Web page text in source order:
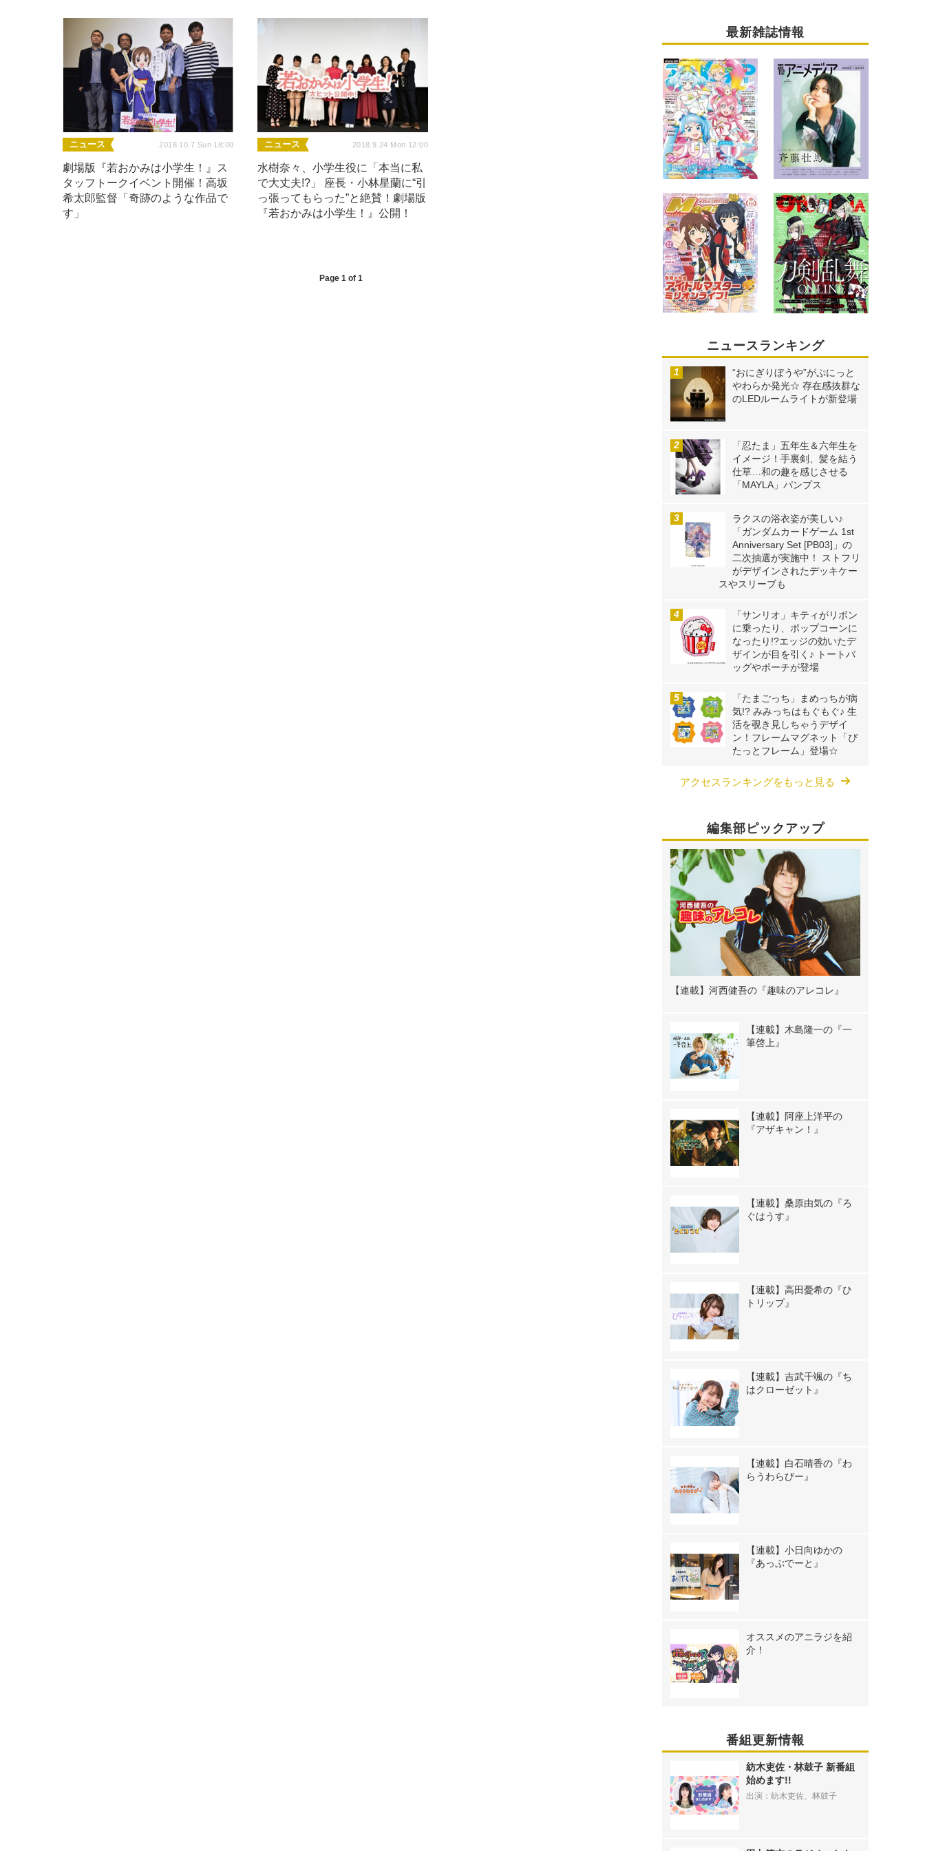
ニュース 2018.10.7 Sun 18:00
劇場版『若おかみは小学生！』ス
タッフトークイベント開催！高坂
希太郎監督「奇跡のような作品で
す」
ニュース 2018.9.24 Mon 12:00
水樹奈々、小学生役に「本当に私
で大丈夫!?」 座長・小林星蘭に“引
っ張ってもらった”と絶賛！劇場版
『若おかみは小学生！』公開！
Page 1 of 1
最新雑誌情報
ニュースランキング
“おにぎりぼうや”がぷにっと
やわらか発光☆ 存在感抜群な
のLEDルームライトが新登場
「忍たま」五年生＆六年生を
イメージ！手裏剣、髪を結う
仕草…和の趣を感じさせる
「MAYLA」パンプス
ラクスの浴衣姿が美しい♪
「ガンダムカードゲーム 1st
Anniversary Set [PB03]」の
二次抽選が実施中！ ストフリ
がデザインされたデッキケー
スやスリーブも
「サンリオ」キティがリボン
に乗ったり、ポップコーンに
なったり!?エッジの効いたデ
ザインが目を引く♪ トートバ
ッグやポーチが登場
「たまごっち」まめっちが病
気!? みみっちはもぐもぐ♪ 生
活を覗き見しちゃうデザイ
ン！フレームマグネット「ぴ
たっとフレーム」登場☆
アクセスランキングをもっと見る
編集部ピックアップ
【連載】河西健吾の『趣味のアレコレ』
【連載】木島隆一の『一
筆啓上』
【連載】阿座上洋平の
『アザキャン！』
【連載】桑原由気の『ろ
ぐはうす』
【連載】高田憂希の『ひ
トリップ』
【連載】吉武千颯の『ち
はクローゼット』
【連載】白石晴香の『わ
らうわらびー』
【連載】小日向ゆかの
『あっぷでーと』
オススメのアニラジを紹
介！
番組更新情報
紡木吏佐・林鼓子 新番組
始めます!!
出演：紡木吏佐、林鼓子